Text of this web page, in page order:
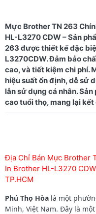
Mực Brother TN 263
HL-L3270 CDW – Sản
263 được thiết kế đặc
L3270CDW. Đảm bảo
cao, và tiết kiệm chi phí.
hiệu suất ổn định, dễ sử
lẫn sử dụng cá nhân.
Địa Chỉ Bán Mực Brother
In Brother HL-L3270
TP.HCM
Phú Thọ Hòa là một
Minh, Việt Nam. Đây là